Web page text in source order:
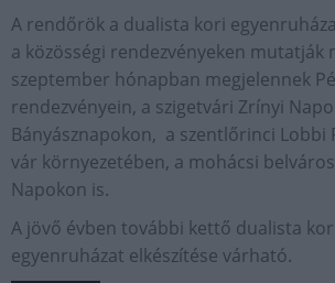
A rendőrök a dualista kori
a közösségi rendezvényeken mutatják
szeptember hónapban megjelennek
rendezvényein, a szigetvári Zrínyi
Bányásznapokon, a szentlőrinci Lobbi
vár környezetében, a mohácsi
Napokon is.
A jövő évben további kettő dualista
egyenruházat elkészítése várható.